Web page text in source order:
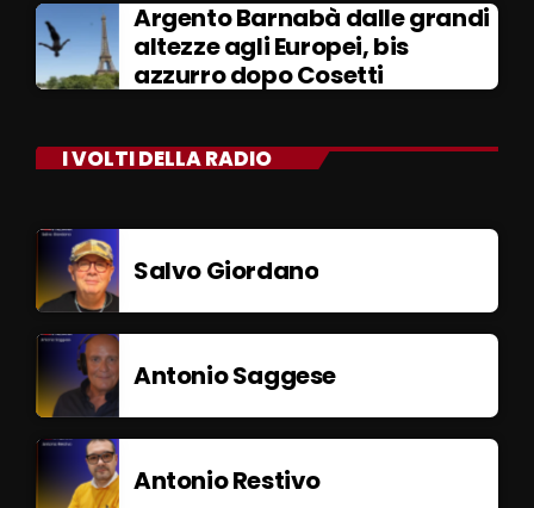
Argento Barnabà dalle grandi
altezze agli Europei, bis
azzurro dopo Cosetti
I VOLTI DELLA RADIO
Salvo Giordano
Antonio Saggese
Antonio Restivo